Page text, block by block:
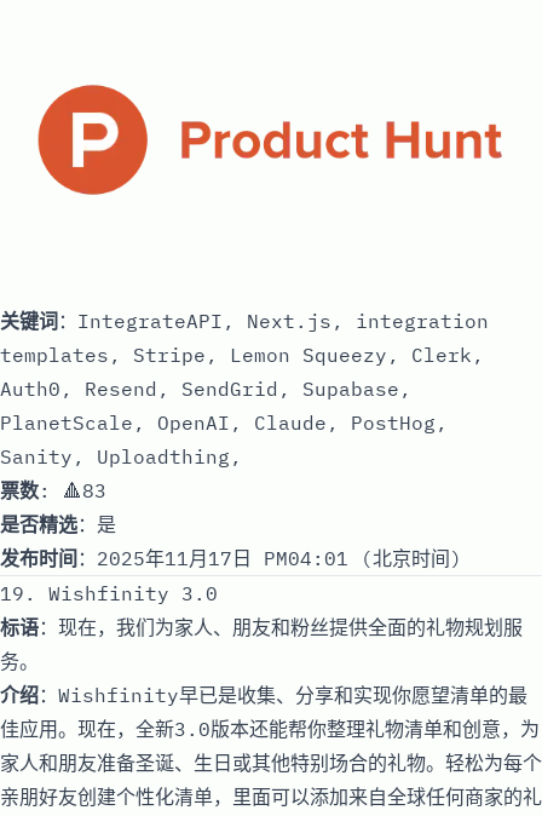
关键词：IntegrateAPI, Next.js, integration
templates, Stripe, Lemon Squeezy, Clerk,
Auth0, Resend, SendGrid, Supabase,
PlanetScale, OpenAI, Claude, PostHog,
Sanity, Uploadthing,
票数: 🔺83
是否精选：是
发布时间 ：2025年11月17日 PM04:01 (北京时间)
19. Wishfinity 3.0
标语：现在，我们为家人、朋友和粉丝提供全面的礼物规划服
务。
介绍：Wishfinity早已是收集、分享和实现你愿望清单的最
佳应用。现在，全新3.0版本还能帮你整理礼物清单和创意，为
家人和朋友准备圣诞、生日或其他特别场合的礼物。轻松为每个
亲朋好友创建个性化清单，里面可以添加来自全球任何商家的礼